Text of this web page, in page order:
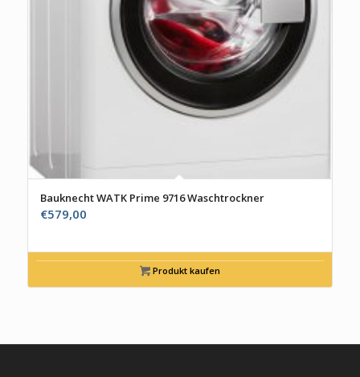
Bauknecht WATK Prime 9716 Waschtrockner
€579,00
Produkt kaufen